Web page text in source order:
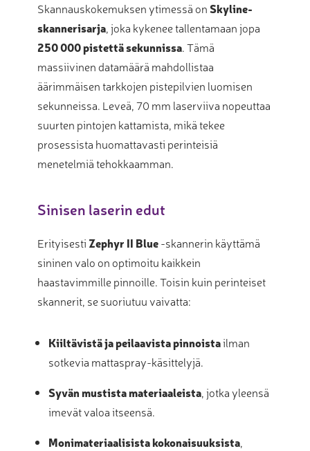
Skannauskokemuksen ytimessä onSkyline-
skannerisarja, joka kykenee tallentamaan jopa
250 000 pistettä sekunnissa. Tämä
massiivinen datamäärä mahdollistaa
äärimmäisen tarkkojen pistepilvien luomisen
sekunneissa. Leveä, 70 mm laserviiva nopeuttaa
suurten pintojen kattamista, mikä tekee
prosessista huomattavasti perinteisiä
menetelmiä tehokkaamman.
Sinisen laserin edut
Erityisesti Zephyr II Blue-skannerin käyttämä
sininen valo on optimoitu kaikkein
haastavimmille pinnoille. Toisin kuin perinteiset
skannerit, se suoriutuu vaivatta:
Kiiltävistä ja peilaavista pinnoistailman
sotkevia mattaspray-käsittelyjä.
Syvän mustista materiaaleista, jotka yleensä
imevät valoa itseensä.
Monimateriaalisista kokonaisuuksista,